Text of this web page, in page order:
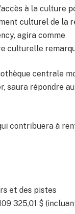
à la culture
culturel de la
agira comme
culturelle
centrale
saura répondre
contribuera à
et des pistes
325,01 $